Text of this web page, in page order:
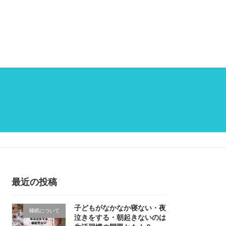
最近の投稿
睡眠について
子どもがなかなか寝ない・夜
泣きをする・朝起きないのは